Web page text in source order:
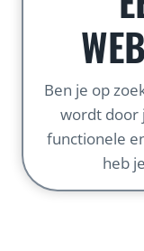
Ben je op
wordt door
functionele
heb